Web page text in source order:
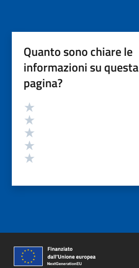
Quanto sono chiare le
informazioni su questa
pagina?
Valutazione